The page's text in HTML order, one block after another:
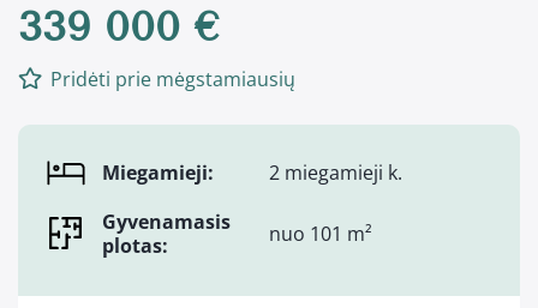
339 000 €
Pridėti prie mėgstamiausių
Miegamieji:
2 miegamieji k.
Gyvenamasis
plotas:
nuo 101 m²